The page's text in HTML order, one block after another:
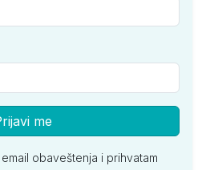
me
obaveštenja i prihvatam